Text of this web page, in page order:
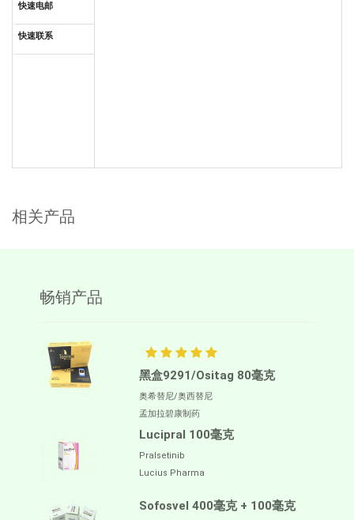
快速电邮
快速联系
相关产品
畅销产品
黑盒9291/Ositag 80毫克
奥希替尼/奥西替尼
孟加拉碧康制药
Lucipral 100毫克
Pralsetinib
Lucius Pharma
Sofosvel 400毫克 + 100毫克